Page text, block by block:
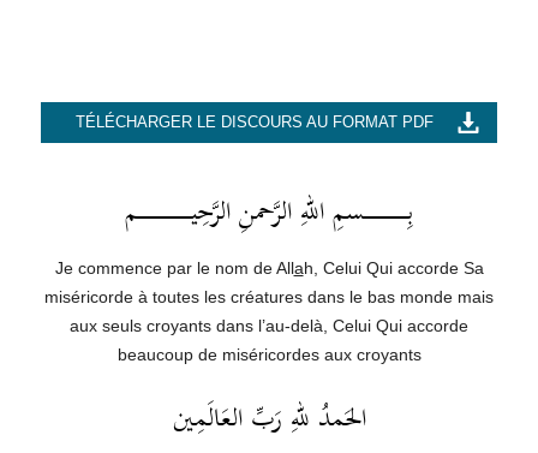
TÉLÉCHARGER LE DISCOURS AU FORMAT PDF
بِــــــــــــــــــسمِ اللهِ الرَّحمنِ الرَّحِيــــــــــــــــــــــم
Je commence par le nom de Allah, Celui Qui accorde Sa
miséricorde à toutes les créatures dans le bas monde mais
aux seuls croyants dans l’au-delà, Celui Qui accorde
beaucoup de miséricordes aux croyants
الحَمدُ للهِ رَبِّ العَالَمِين